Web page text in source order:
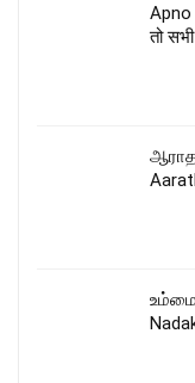
Apno
तो
உம்மை